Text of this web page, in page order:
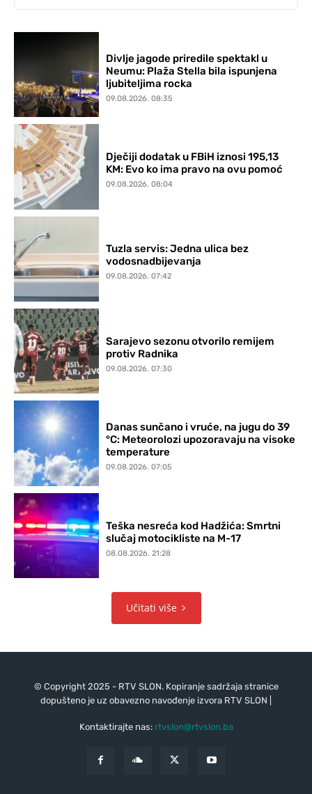
Divlje jagode priredile spektakl u
Neumu: Plaža Stella bila ispunjena
ljubiteljima rocka
09.08.2026. 08:35
Dječiji dodatak u FBiH iznosi 195,13
KM: Evo ko ima pravo na ovu pomoć
09.08.2026. 08:04
Tuzla servis: Jedna ulica bez
vodosnadbijevanja
09.08.2026. 07:42
Sarajevo sezonu otvorilo remijem
protiv Radnika
09.08.2026. 07:30
Danas sunčano i vruće, na jugu do 39
°C: Meteorolozi upozoravaju na visoke
temperature
09.08.2026. 07:05
Teška nesreća kod Hadžića: Smrtni
slučaj motocikliste na M-17
08.08.2026. 21:28
Učitati više
© Copyright 2025 - RTV SLON. Kopiranje sadržaja stranice
dopušteno je uz obavezno navođenje izvora RTV SLON |
Kontaktirajte nas: rtvslon@rtvslon.ba